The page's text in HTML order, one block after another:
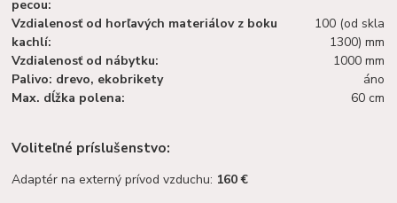
pecou:
Vzdialenosť od horľavých materiálov z boku
kachlí:
100 (od skla
1300) mm
Vzdialenosť od nábytku:
1000 mm
Palivo: drevo, ekobrikety
áno
Max. dĺžka polena:
60 cm
Voliteľné príslušenstvo:
Adaptér na externý prívod vzduchu: 160 €